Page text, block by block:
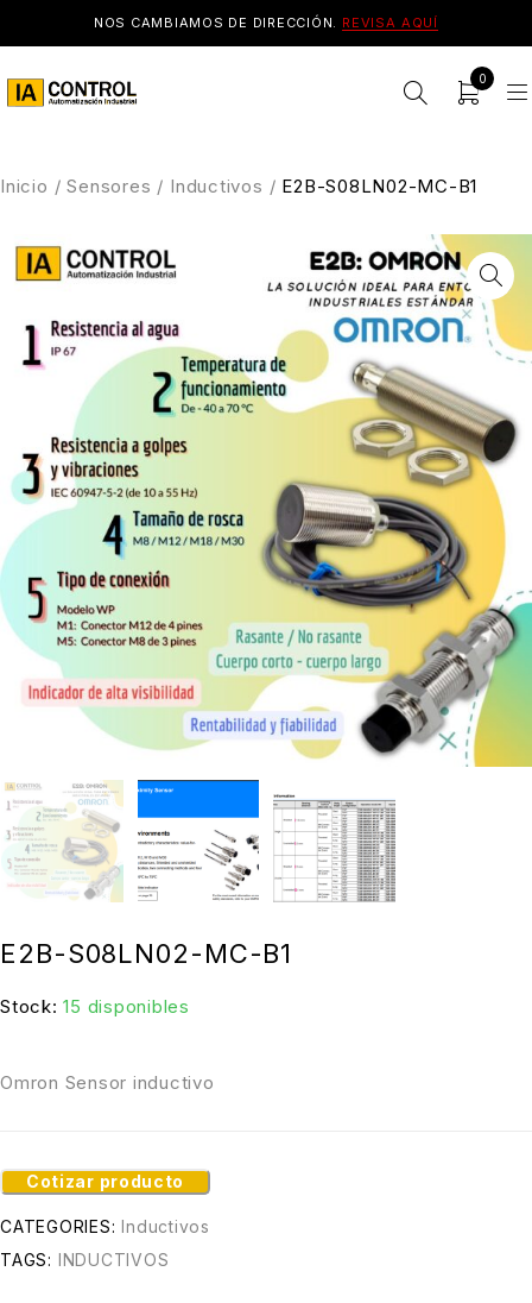
NOS CAMBIAMOS DE DIRECCIÓN. REVISA AQUÍ
0
Inicio / Sensores / Inductivos / E2B-S08LN02-MC-B1
E2B-S08LN02-MC-B1
Stock: 15 disponibles
Omron Sensor inductivo
Cotizar producto
CATEGORIES: Inductivos
TAGS: INDUCTIVOS